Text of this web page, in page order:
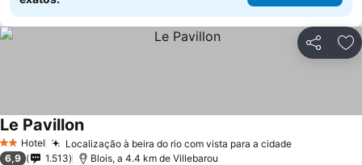
Partilhar
2 Estrelas
Hotel Localização à beira do rio com vista para a cidadeVer preços
Le PavillonVer preços
6,9 1.513 Blois, a 4.4 km de Villebarou